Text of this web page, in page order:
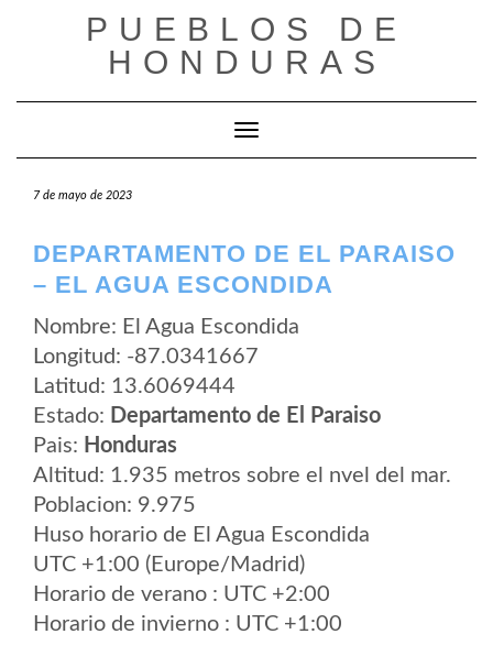
PUEBLOS DE
HONDURAS
Cambiar modo de navegación
7 de mayo de 2023
DEPARTAMENTO DE EL PARAISO
– EL AGUA ESCONDIDA
Nombre: El Agua Escondida
Longitud: -87.0341667
Latitud: 13.6069444
Estado: Departamento de El Paraiso
Pais: Honduras
Altitud: 1.935 metros sobre el nvel del mar.
Poblacion: 9.975
Huso horario de El Agua Escondida
UTC +1:00 (Europe/Madrid)
Horario de verano : UTC +2:00
Horario de invierno : UTC +1:00